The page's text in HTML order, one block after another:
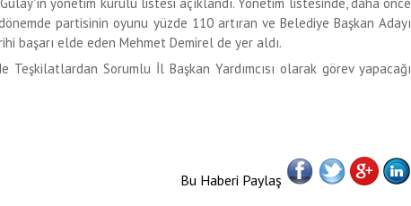
yönetim kurulu listesi açıklandı. Yönetim listesinde, daha önce
partisinin oyunu yüzde 110 artıran ve Belediye Başkan Adayı
başarı elde eden Mehmet Demirel de yer aldı.
Teşkilatlardan Sorumlu İl Başkan Yardımcısı olarak görev yapacağı
Bu Haberi Paylaş